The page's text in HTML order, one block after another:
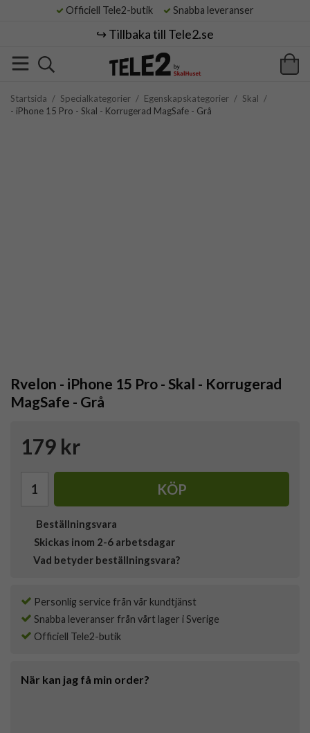
Officiell Tele2-butik Snabba leveranser
↪️ Tillbaka till Tele2.se
Startsida / Specialkategorier / Egenskapskategorier / Skal /
- iPhone 15 Pro - Skal - Korrugerad MagSafe - Grå
Rvelon - iPhone 15 Pro - Skal - Korrugerad
MagSafe - Grå
179 kr
KÖP
Beställningsvara
Skickas inom 2-6 arbetsdagar
Vad betyder beställningsvara?
Personlig service från vår kundtjänst
Snabba leveranser från vårt lager i Sverige
Officiell Tele2-butik
När kan jag få min order?